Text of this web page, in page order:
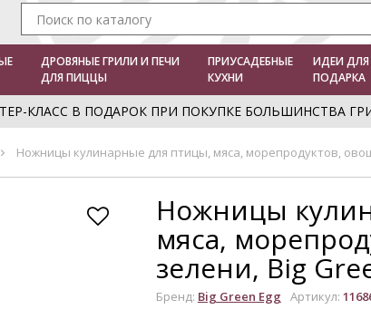
ДРОВЯНЫЕ ГРИЛИ И ПЕЧИ
ДЛЯ ПИЦЦЫ
ПРИУСАДЕБНЫЕ
КУХНИ
ИДЕИ ДЛЯ
ПОДАРКА
КЛАСС В ПОДАРОК ПРИ ПОКУПКЕ БОЛЬШИНСТВА
Ножницы кулинарные для птицы, мяса, морепродуктов,
Ножницы
мяса,
зелени, Big
Бренд: Big Green Egg Артикул: